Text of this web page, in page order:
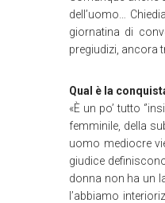
dell’uomo…
giornatina di
pregiudizi, ancora
Qual è la
«È un po’ tutto
femminile, della
uomo mediocre
giudice
donna non ha un
l’abbiamo